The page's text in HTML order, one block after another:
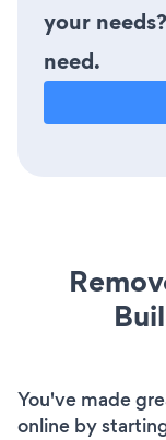
your
need.
You've made
online by